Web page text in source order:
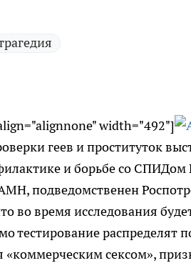
width="492"]
геев и проституток
и борьбе со
подведомственен
во время исследования
тестирование распределят
сексом»,